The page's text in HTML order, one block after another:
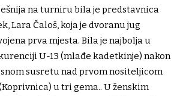
na turniru bila je predstavnica
Lara Čaloš, koja je dvoranu jug
prva mjesta. Bila je najbolja u
U-13 (mlađe kadetkinje) nakon
susretu nad prvom nositeljicom
u tri gema.. U ženskim